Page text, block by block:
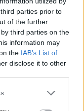
parties prior to
of the further
third parties on the
information may
the IAB’s List of
disclose it to other